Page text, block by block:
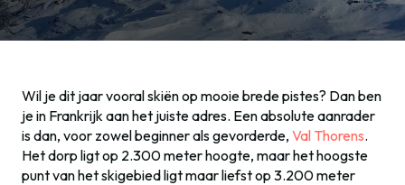
Wil je dit jaar vooral skiën op mooie brede pistes? Dan ben
je in Frankrijk aan het juiste adres. Een absolute aanrader
is dan, voor zowel beginner als gevorderde, Val Thorens.
Het dorp ligt op 2.300 meter hoogte, maar het hoogste
punt van het skigebied ligt maar liefst op 3.200 meter